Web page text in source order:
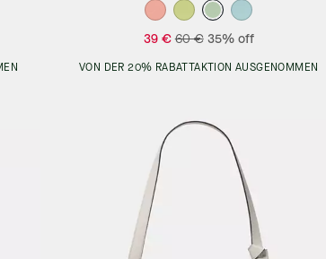
39 € 60 € 35% off
VON DER 20% RABATTAKTION AUSGENOMMEN